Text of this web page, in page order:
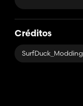
Créditos
SurfDuck_Modding